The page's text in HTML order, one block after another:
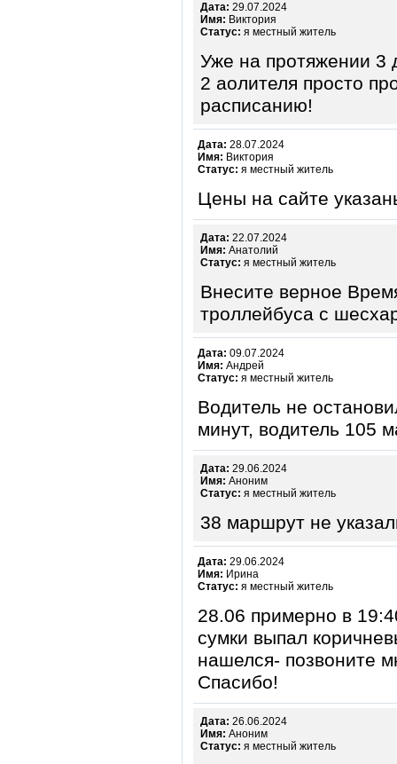
Дата: 29.07.2024
Имя: Виктория
Статус: я местный житель
Уже на протяжении 3
2 аолителя просто
расписанию!
Дата: 28.07.2024
Имя: Виктория
Статус: я местный житель
Цены на сайте
Дата: 22.07.2024
Имя: Анатолий
Статус: я местный житель
Внесите верное
троллейбуса с
Дата: 09.07.2024
Имя: Андрей
Статус: я местный житель
Водитель не
минут, водитель 105
Дата: 29.06.2024
Имя: Аноним
Статус: я местный житель
38 маршрут не
Дата: 29.06.2024
Имя: Ирина
Статус: я местный житель
28.06 примерно в
сумки выпал
нашелся- позвоните
Спасибо!
Дата: 26.06.2024
Имя: Аноним
Статус: я местный житель